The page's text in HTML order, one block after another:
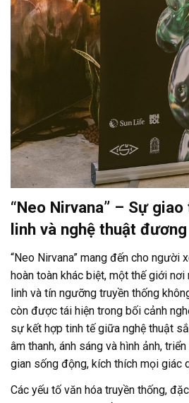
“Neo Nirvana” – Sự
linh và nghệ thuật
“Neo Nirvana” mang đến cho người
hoàn toàn khác biệt, một thế giới
linh và tín ngưỡng truyền thống
còn được tái hiện trong bối cảnh
sự kết hợp tinh tế giữa nghệ thuật
âm thanh, ánh sáng và hình ảnh,
gian sống động, kích thích mọi giác
Các yếu tố văn hóa truyền thống,